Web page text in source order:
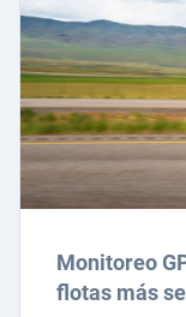
Monitoreo
flotas más